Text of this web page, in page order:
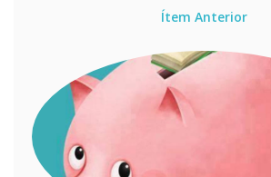
Ítem Anterior